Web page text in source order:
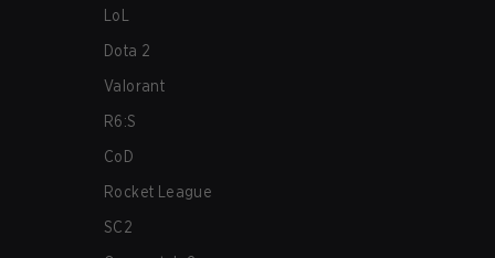
LoL
Dota 2
Valorant
R6:S
CoD
Rocket League
SC2